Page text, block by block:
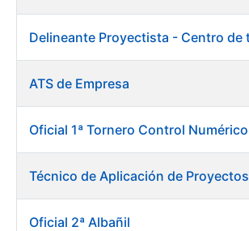
ATS de Empresa
Oficial 1ª Tornero Control Numérico
Técnico de Aplicación de Proyectos
Oficial 2ª Albañil